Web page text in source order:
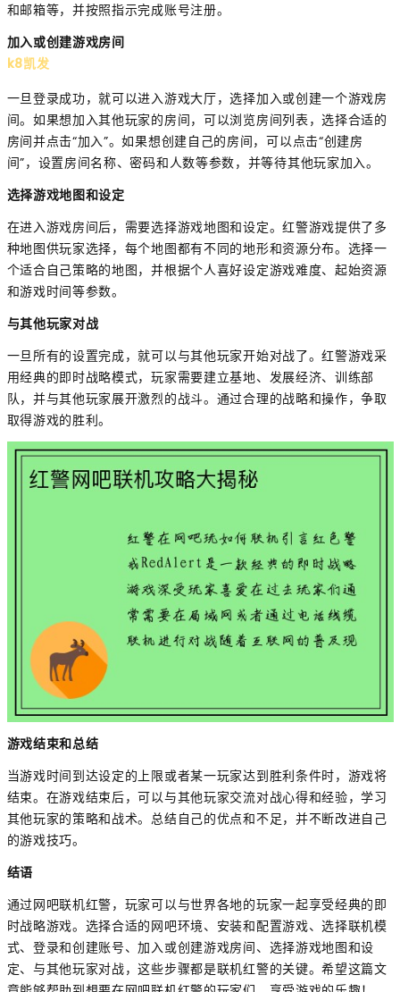
和邮箱等，并按照指示完成账号注册。
加入或创建游戏房间
k8凯发
一旦登录成功，就可以进入游戏大厅，选择加入或创建一个游戏房
间。如果想加入其他玩家的房间，可以浏览房间列表，选择合适的
房间并点击“加入”。如果想创建自己的房间，可以点击“创建房
间”，设置房间名称、密码和人数等参数，并等待其他玩家加入。
选择游戏地图和设定
在进入游戏房间后，需要选择游戏地图和设定。红警游戏提供了多
种地图供玩家选择，每个地图都有不同的地形和资源分布。选择一
个适合自己策略的地图，并根据个人喜好设定游戏难度、起始资源
和游戏时间等参数。
与其他玩家对战
一旦所有的设置完成，就可以与其他玩家开始对战了。红警游戏采
用经典的即时战略模式，玩家需要建立基地、发展经济、训练部
队，并与其他玩家展开激烈的战斗。通过合理的战略和操作，争取
取得游戏的胜利。
游戏结束和总结
当游戏时间到达设定的上限或者某一玩家达到胜利条件时，游戏将
结束。在游戏结束后，可以与其他玩家交流对战心得和经验，学习
其他玩家的策略和战术。总结自己的优点和不足，并不断改进自己
的游戏技巧。
结语
通过网吧联机红警，玩家可以与世界各地的玩家一起享受经典的即
时战略游戏。选择合适的网吧环境、安装和配置游戏、选择联机模
式、登录和创建账号、加入或创建游戏房间、选择游戏地图和设
定、与其他玩家对战，这些步骤都是联机红警的关键。希望这篇文